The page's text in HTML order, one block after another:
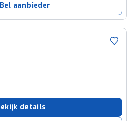
Bel aanbieder
details